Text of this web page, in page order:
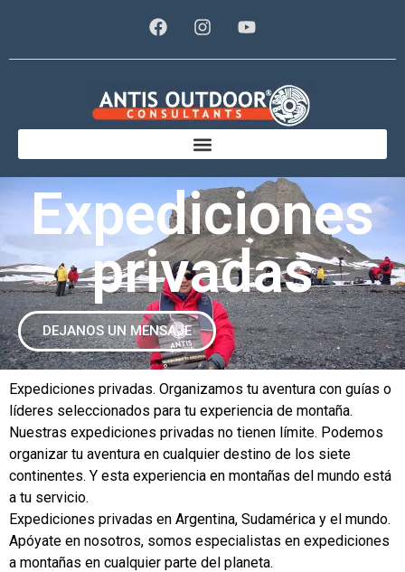
Expediciones
privadas
DEJANOS UN MENSAJE
Expediciones privadas. Organizamos tu aventura con guías o
líderes seleccionados para tu experiencia de montaña.
Nuestras expediciones privadas no tienen límite. Podemos
organizar tu aventura en cualquier destino de los siete
continentes. Y esta experiencia en montañas del mundo está
a tu servicio.
Expediciones privadas en Argentina, Sudamérica y el mundo.
Apóyate en nosotros, somos especialistas en expediciones
a montañas en cualquier parte del planeta.